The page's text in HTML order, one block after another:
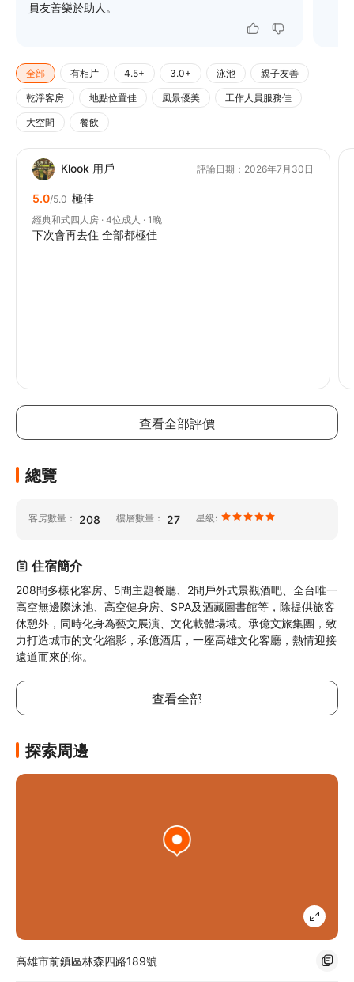
員友善樂於助人。
全部 有相片 4.5+ 3.0+ 泳池 親子友善
乾淨客房 地點位置佳 風景優美 工作人員服務佳
大空間 餐飲
Klook 用戶 評論日期：2026年7月30日
5.0/5.0 極佳
經典和式四人房 · 4位成人 · 1晚
下次會再去住 全部都極佳
查看全部評價
總覽
客房數量： 208 樓層數量： 27 星級:
住宿簡介
208間多樣化客房、5間主題餐廳、2間戶外式景觀酒吧、全台唯一
高空無邊際泳池、高空健身房、SPA及酒藏圖書館等，除提供旅客
休憩外，同時化身為藝文展演、文化載體場域。承億文旅集團，致
力打造城市的文化縮影，承億酒店，一座高雄文化客廳，熱情迎接
遠道而來的你。
查看全部
探索周邊
高雄市前鎮區林森四路189號